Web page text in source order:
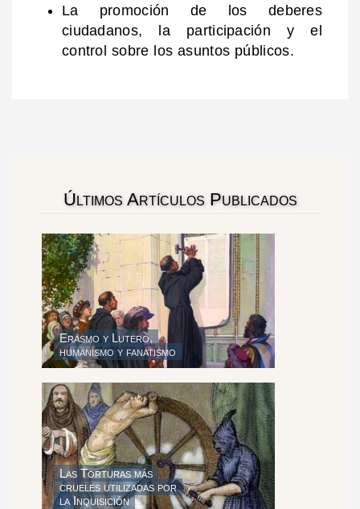
La promoción de los deberes
ciudadanos, la participación y el
control sobre los asuntos públicos.
Últimos Artículos Publicados
Erasmo y Lutero,
humanismo yfanatismo
Las Torturas más
cruelesutilizadas por
la Inquisición